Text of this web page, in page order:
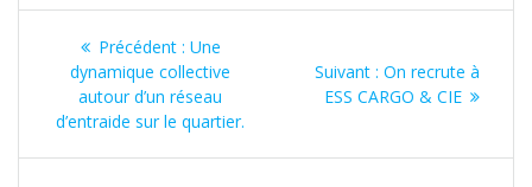
Navigation
l’article
Précédent : Article
précédent
:
Une
dynamique collective
autour d’un réseau
d’entraide sur le quartier.
Suivant : Article
suivant
On recrute à
ESS CARGO & CIE